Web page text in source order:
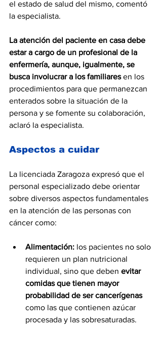
el estado de salud del mismo, comentó
la especialista.
La atención del paciente en casa debe
estar a cargo de un profesional de la
enfermería, aunque, igualmente, se
busca involucrar a los familiares en los
procedimientos para que permanezcan
enterados sobre la situación de la
persona y se fomente su colaboración,
aclaró la especialista.
Aspectos a cuidar
La licenciada Zaragoza expresó que el
personal especializado debe orientar
sobre diversos aspectos fundamentales
en la atención de las personas con
cáncer como:
Alimentación: los pacientes no solo
requieren un plan nutricional
individual, sino que deben evitar
comidas que tienen mayor
probabilidad de ser cancerígenas
como las que contienen azúcar
procesada y las sobresaturadas.